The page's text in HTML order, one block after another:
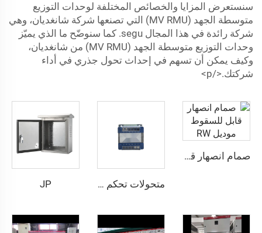
سنستعرض المزايا والخصائص المختلفة لوحدات التوزيع
متوسطة الجهد (MV RMU) التي تصنعها شركة شانغديان، وهي
شركة رائدة في هذا المجال segu. كما سنوضّح ما الذي يميّز
وحدات التوزيع متوسطة الجهد (MV RMU) من شانغديان،
وكيف يمكن أن تسهم في إحداث تحول جذري في أداء
شركتك.</p>
صمام انصهار قابل للسقوط موديل RW
متحولات تحكم سلسلة RBK (BK) JP